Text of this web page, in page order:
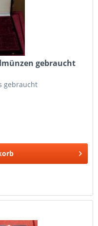
gebraucht
gebraucht